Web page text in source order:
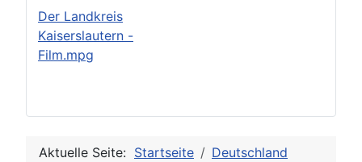
Der Landkreis
Kaiserslautern -
Film.mpg
Aktuelle Seite: Startseite
Deutschland